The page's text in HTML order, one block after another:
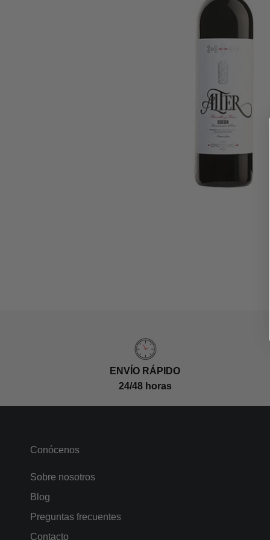
ENVÍO RÁPIDO
24/48 horas
Conócenos
Sobre nosotros
Blog
Preguntas frecuentes
Contacto